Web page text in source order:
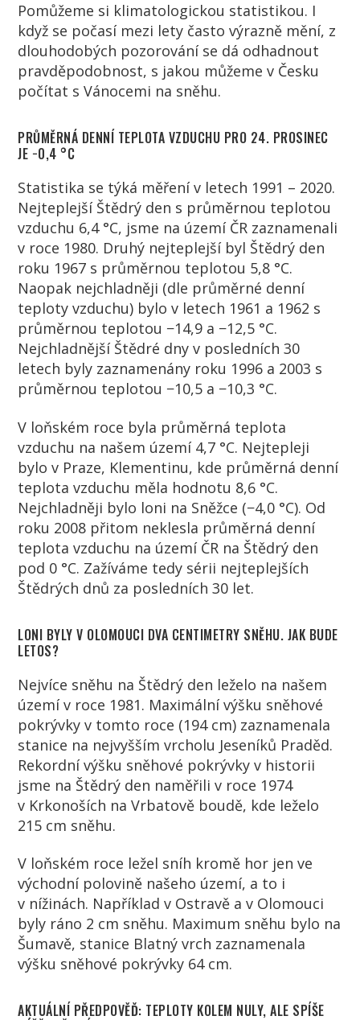
Pomůžeme si klimatologickou statistikou. I
když se počasí mezi lety často výrazně mění, z
dlouhodobých pozorování se dá odhadnout
pravděpodobnost, s jakou můžeme v Česku
počítat s Vánocemi na sněhu.
PRŮMĚRNÁ DENNÍ TEPLOTA VZDUCHU PRO 24. PROSINEC
JE −0,4 °C
Statistika se týká měření v letech 1991 – 2020.
Nejteplejší Štědrý den s průměrnou teplotou
vzduchu 6,4 °C, jsme na území ČR zaznamenali
v roce 1980. Druhý nejteplejší byl Štědrý den
roku 1967 s průměrnou teplotou 5,8 °C.
Naopak nejchladněji (dle průměrné denní
teploty vzduchu) bylo v letech 1961 a 1962 s
průměrnou teplotou −14,9 a −12,5 °C.
Nejchladnější Štědré dny v posledních 30
letech byly zaznamenány roku 1996 a 2003 s
průměrnou teplotou −10,5 a −10,3 °C.
V loňském roce byla průměrná teplota
vzduchu na našem území 4,7 °C. Nejtepleji
bylo v Praze, Klementinu, kde průměrná denní
teplota vzduchu měla hodnotu 8,6 °C.
Nejchladněji bylo loni na Sněžce (−4,0 °C). Od
roku 2008 přitom neklesla průměrná denní
teplota vzduchu na území ČR na Štědrý den
pod 0 °C. Zažíváme tedy sérii nejteplejších
Štědrých dnů za posledních 30 let.
LONI BYLY V OLOMOUCI DVA CENTIMETRY SNĚHU. JAK BUDE
LETOS?
Nejvíce sněhu na Štědrý den leželo na našem
území v roce 1981. Maximální výšku sněhové
pokrývky v tomto roce (194 cm) zaznamenala
stanice na nejvyšším vrcholu Jeseníků Praděd.
Rekordní výšku sněhové pokrývky v historii
jsme na Štědrý den naměřili v roce 1974
v Krkonoších na Vrbatově boudě, kde leželo
215 cm sněhu.
V loňském roce ležel sníh kromě hor jen ve
východní polovině našeho území, a to i
v nížinách. Například v Ostravě a v Olomouci
byly ráno 2 cm sněhu. Maximum sněhu bylo na
Šumavě, stanice Blatný vrch zaznamenala
výšku sněhové pokrývky 64 cm.
AKTUÁLNÍ PŘEDPOVĚĎ: TEPLOTY KOLEM NULY, ALE SPÍŠE